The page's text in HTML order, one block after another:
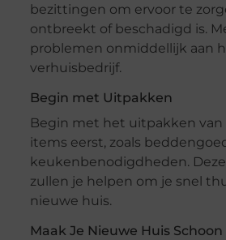
bezittingen om ervoor te
ontbreekt of beschadigd is.
problemen onmiddellijk aan
verhuisbedrijf.
Begin met Uitpakken
Begin met het uitpakken van
items eerst, zoals
keukenbenodigdheden.
zullen je helpen om je snel
nieuwe huis.
Maak Je Nieuwe Huis Schoon